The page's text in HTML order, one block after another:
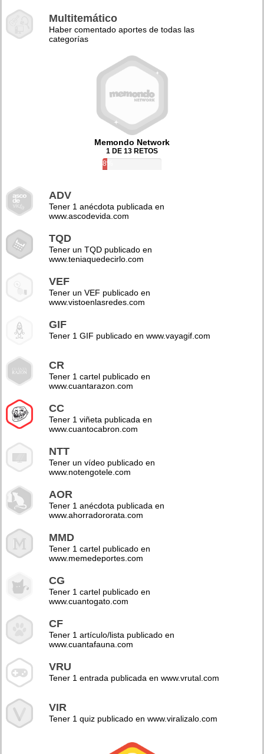
Multitemático
Haber comentado aportes de todas las
categorías
Memondo Network
1 DE 13 RETOS
8%
ADV
Tener 1 anécdota publicada en
www.ascodevida.com
TQD
Tener un TQD publicado en
www.teniaquedecirlo.com
VEF
Tener un VEF publicado en
www.vistoenlasredes.com
GIF
Tener 1 GIF publicado en www.vayagif.com
CR
Tener 1 cartel publicado en
www.cuantarazon.com
CC
Tener 1 viñeta publicada en
www.cuantocabron.com
NTT
Tener un vídeo publicado en
www.notengotele.com
AOR
Tener 1 anécdota publicada en
www.ahorradororata.com
MMD
Tener 1 cartel publicado en
www.memedeportes.com
CG
Tener 1 cartel publicado en
www.cuantogato.com
CF
Tener 1 artículo/lista publicado en
www.cuantafauna.com
VRU
Tener 1 entrada publicada en www.vrutal.com
VIR
Tener 1 quiz publicado en www.viralizalo.com